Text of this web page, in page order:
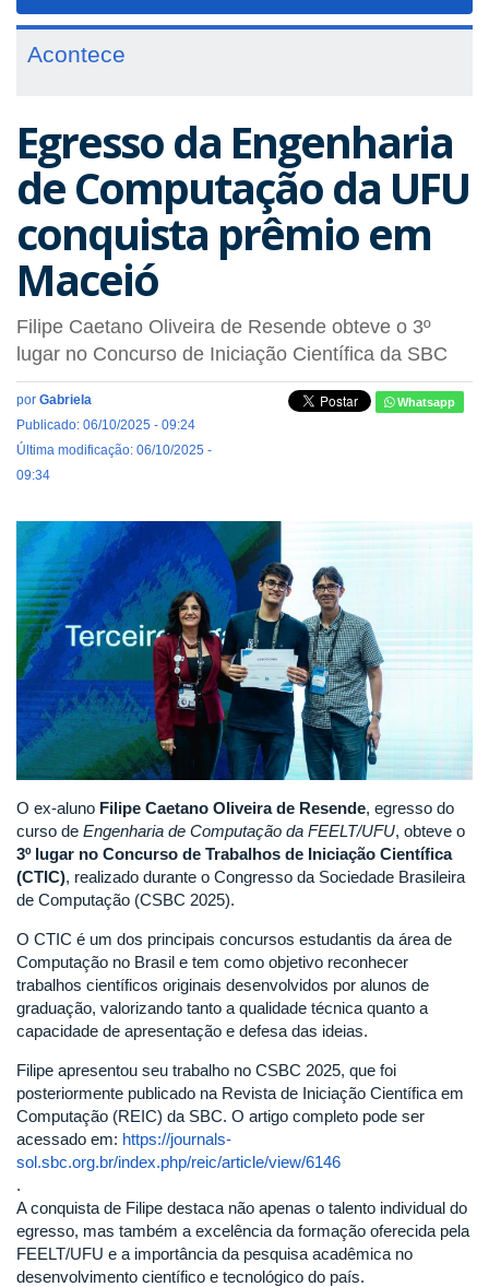
Acontece
Egresso da Engenharia
de Computação da UFU
conquista prêmio em
Maceió
Filipe Caetano Oliveira de Resende obteve o 3º
lugar no Concurso de Iniciação Científica da SBC
por Gabriela
Publicado: 06/10/2025 - 09:24
Última modificação: 06/10/2025 -
09:34
Whatsapp
O ex-aluno Filipe Caetano Oliveira de Resende, egresso do
curso de Engenharia de Computação da FEELT/UFU, obteve o
3º lugar no Concurso de Trabalhos de Iniciação Científica
(CTIC), realizado durante o Congresso da Sociedade Brasileira
de Computação (CSBC 2025).
O CTIC é um dos principais concursos estudantis da área de
Computação no Brasil e tem como objetivo reconhecer
trabalhos científicos originais desenvolvidos por alunos de
graduação, valorizando tanto a qualidade técnica quanto a
capacidade de apresentação e defesa das ideias.
Filipe apresentou seu trabalho no CSBC 2025, que foi
posteriormente publicado na Revista de Iniciação Científica em
Computação (REIC) da SBC. O artigo completo pode ser
acessado em: https://journals-
sol.sbc.org.br/index.php/reic/article/view/6146
.
A conquista de Filipe destaca não apenas o talento individual do
egresso, mas também a excelência da formação oferecida pela
FEELT/UFU e a importância da pesquisa acadêmica no
desenvolvimento científico e tecnológico do país.